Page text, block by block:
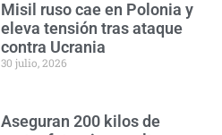
Misil ruso cae en Polonia y
eleva tensión tras ataque
contra Ucrania
30 julio, 2026
Aseguran 200 kilos de